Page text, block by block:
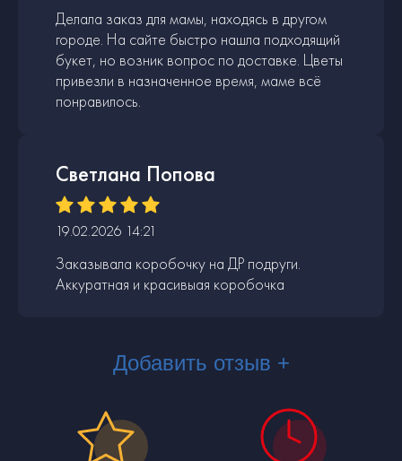
Делала заказ для мамы, находясь в другом
городе. На сайте быстро нашла подходящий
букет, но возник вопрос по доставке. Цветы
привезли в назначенное время, маме всё
понравилось.
Светлана Попова
19.02.2026 14:21
Заказывала коробочку на ДР подруги.
Аккуратная и красивыая коробочка
Добавить отзыв +